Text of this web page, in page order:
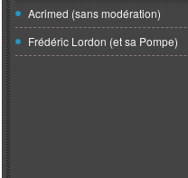
Acrimed (sans modération)
Frédéric Lordon (et sa Pompe)